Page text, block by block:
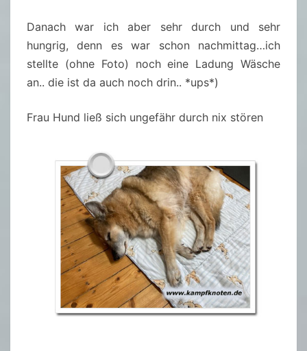
Danach war ich aber sehr durch und sehr
hungrig, denn es war schon nachmittag…ich
stellte (ohne Foto) noch eine Ladung Wäsche
an.. die ist da auch noch drin.. *ups*)
Frau Hund ließ sich ungefähr durch nix stören